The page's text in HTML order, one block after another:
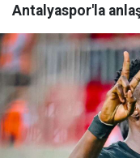
Antalyaspor'la